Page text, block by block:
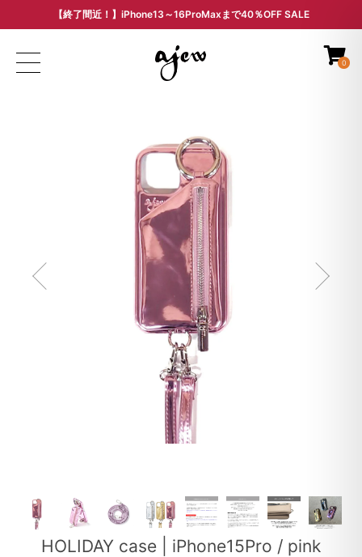
【終了間近！】iPhone13～16ProMaxまで40％OFF SALE
ARCHIVE SALE - 過去モデルをお得な価格で -
0
HOLIDAY case | iPhone15Pro / pink